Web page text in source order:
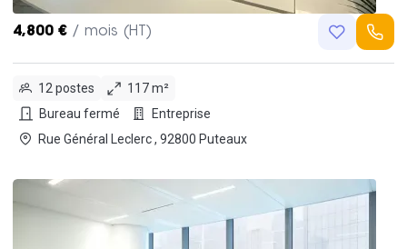
4,800 € / mois (HT)
12 postes
117 m²
Bureau fermé
Entreprise
Rue Général Leclerc , 92800 Puteaux